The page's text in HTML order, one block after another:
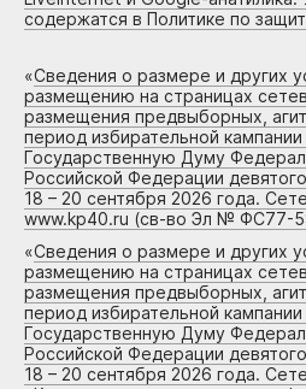
содержатся в Политике по
«Сведения о размере и других
размещению на страницах
размещения предвыборных,
период избирательной
Государственную Думу
Российской Федерации
18 – 20 сентября 2026 года.
www.kp40.ru (св-во Эл № ФС77-
«Сведения о размере и других
размещению на страницах
размещения предвыборных,
период избирательной
Государственную Думу
Российской Федерации
18 – 20 сентября 2026 года.